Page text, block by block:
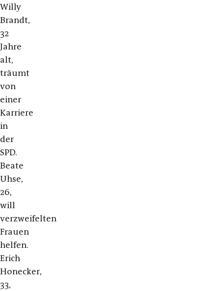
Willy
Brandt,
32
Jahre
alt,
träumt
von
einer
Karriere
in
der
SPD.
Beate
Uhse,
26,
will
verzweifelten
Frauen
helfen.
Erich
Honecker,
33,